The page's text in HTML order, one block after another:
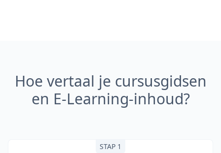
Hoe vertaal je cursusgidsen
en E-Learning-inhoud?
STAP 1